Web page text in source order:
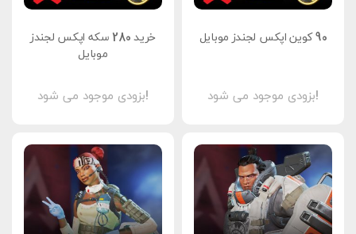
90 کوین اپکس لجندز موبایل
بزودی موجود می شود!
خرید 280 سکه اپکس لجندز
موبایل
بزودی موجود می شود!